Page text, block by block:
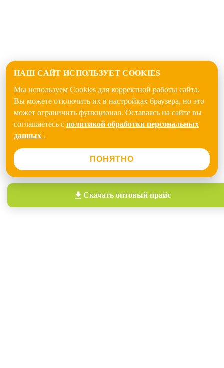
НАШ САЙТ ИСПОЛЬЗУЕТ COOKIES
Мы используем Cookies для корректной работы сайта.
Вы можете отключить их в настройках браузера, но это
может ограничить функционал. Оставаясь на сайте вы
соглашаетесь с политикой обработки персональных
данных .
ПОНЯТНО
Скачать оптовый прайс